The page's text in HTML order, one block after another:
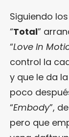
Siguiendo
“Total”
“Love In
control la
y que le da
poco
“Embody”,
pero que